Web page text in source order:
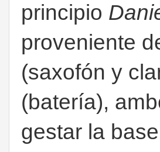
principio
proveniente
(saxofón y
(batería),
gestar la